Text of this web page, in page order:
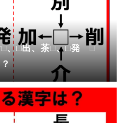
□、□出、茶□、□発 □